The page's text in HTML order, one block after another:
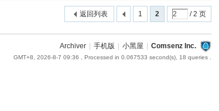
1 2 / 2 页
返回列表
Archiver 手机版 小黑屋 Comsenz Inc.
GMT+8, 2026-8-7 09:36 , Processed in 0.067533 second(s), 18 queries .